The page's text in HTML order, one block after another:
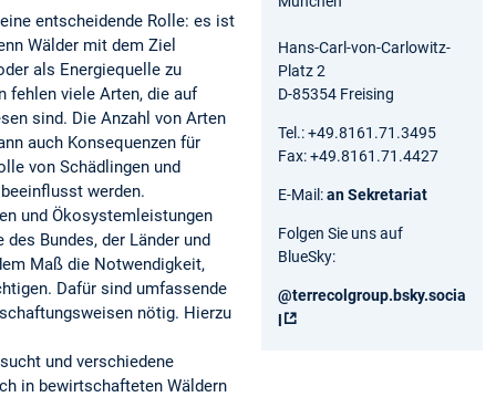
entscheidende Rolle: es ist
Wälder mit dem Ziel
als Energiequelle zu
fehlen viele Arten, die auf
sind. Die Anzahl von Arten
auch Konsequenzen für
von Schädlingen und
werden.
und Ökosystemleistungen
Bundes, der Länder und
Maß die Notwendigkeit,
Dafür sind umfassende
nötig. Hierzu
und verschiedene
in bewirtschafteten Wäldern
Hans-Carl-von-Carlowitz-
Platz 2
D-85354 Freising
Tel.: +49.8161.71.3495
Fax: +49.8161.71.4427
E-Mail:an Sekretariat
Folgen Sie uns auf
BlueSky:
@terrecolgroup.bsky.socia